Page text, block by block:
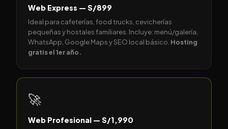
Web Express — S/899
Ideal para cafeterías, food trucks, cevicherías
pequeñas y hostales familiares. Incluye: menú/galería,
WhatsApp, Google Maps y SEO local básico. Hosting
gratis el 1er año.
🚀
Web Profesional — S/1,990